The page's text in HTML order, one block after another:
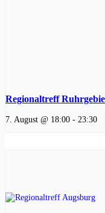
Regionaltreff
7. August @ 18:00 - 23:30